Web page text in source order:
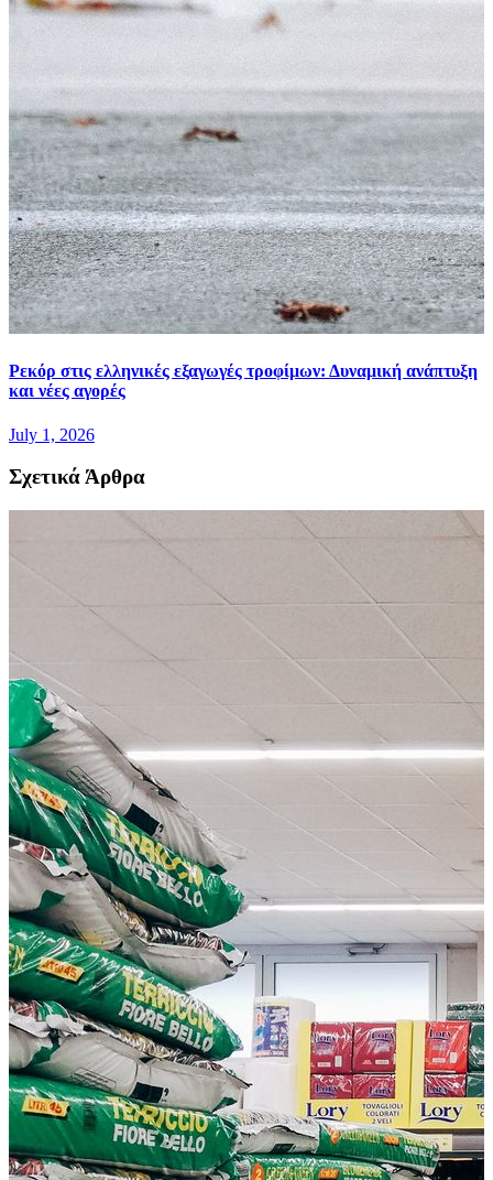
Ρεκόρ στις ελληνικές εξαγωγές τροφίμων: Δυναμική ανάπτυξη
και νέες αγορές
July 1, 2026
Σχετικά Άρθρα